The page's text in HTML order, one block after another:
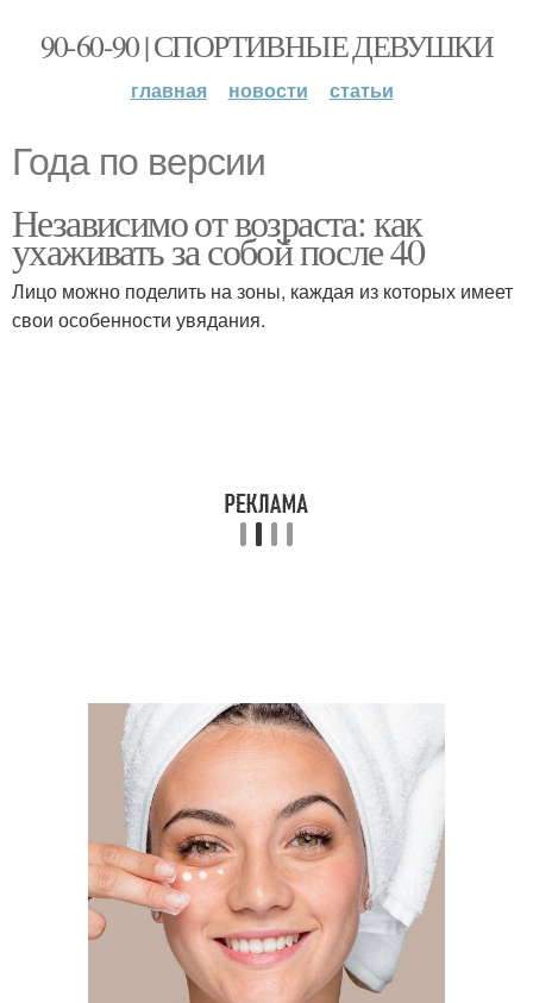
90-60-90 | СПОРТИВНЫЕ ДЕВУШКИ
главная новости статьи
Года по версии
Независимо от возраста: как
ухаживать за собой после 40
Лицо можно поделить на зоны, каждая из которых имеет
свои особенности увядания.